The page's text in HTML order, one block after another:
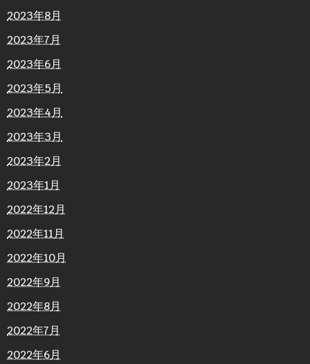
2023年8月
2023年7月
2023年6月
2023年5月
2023年4月
2023年3月
2023年2月
2023年1月
2022年12月
2022年11月
2022年10月
2022年9月
2022年8月
2022年7月
2022年6月